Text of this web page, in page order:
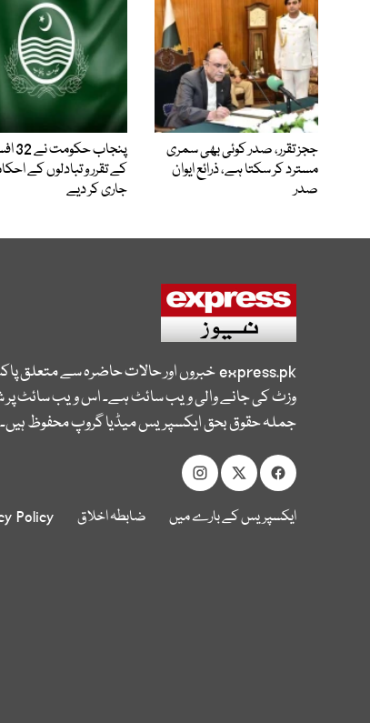
ججز تقرر، صدر کوئی بھی سمری
مسترد کر سکتا ہے، ذرائع ایوان
صدر
پنجاب
کے تقرر و تبادلوں کے
جاری کر دیے
express.pkخبروں اور حالات حاضرہ سے متعلق
وزٹ کی جانے والی ویب سائٹ ہے۔ اس ویب سائٹ پر
جملہ حقوق بحق ایکسپریس میڈیا گروپ محفوظ ہیں۔
ایکسپریس کے بارے میں ضابطہ اخلاق Policy